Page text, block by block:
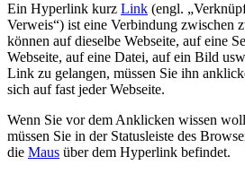
Ein Hyperlink kurz Link (engl.
Verweis“) ist eine Verbindung zwischen
können auf dieselbe Webseite, auf eine
Webseite, auf eine Datei, auf ein Bild
Link zu gelangen, müssen Sie ihn
sich auf fast jeder Webseite.
Wenn Sie vor dem Anklicken wissen
müssen Sie in der Statusleiste des
die Maus über dem Hyperlink befindet.